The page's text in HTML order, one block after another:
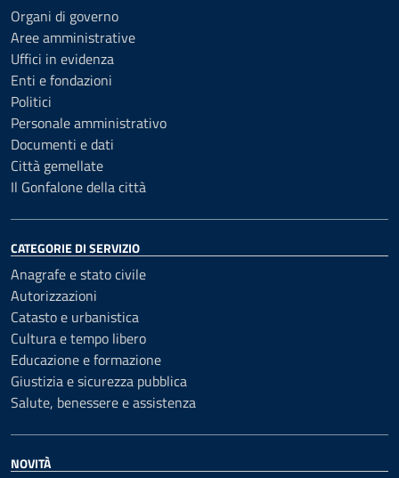
Organi di governo
Aree amministrative
Uffici in evidenza
Enti e fondazioni
Politici
Personale amministrativo
Documenti e dati
Città gemellate
Il Gonfalone della città
CATEGORIE DI SERVIZIO
Anagrafe e stato civile
Autorizzazioni
Catasto e urbanistica
Cultura e tempo libero
Educazione e formazione
Giustizia e sicurezza pubblica
Salute, benessere e assistenza
NOVITÀ